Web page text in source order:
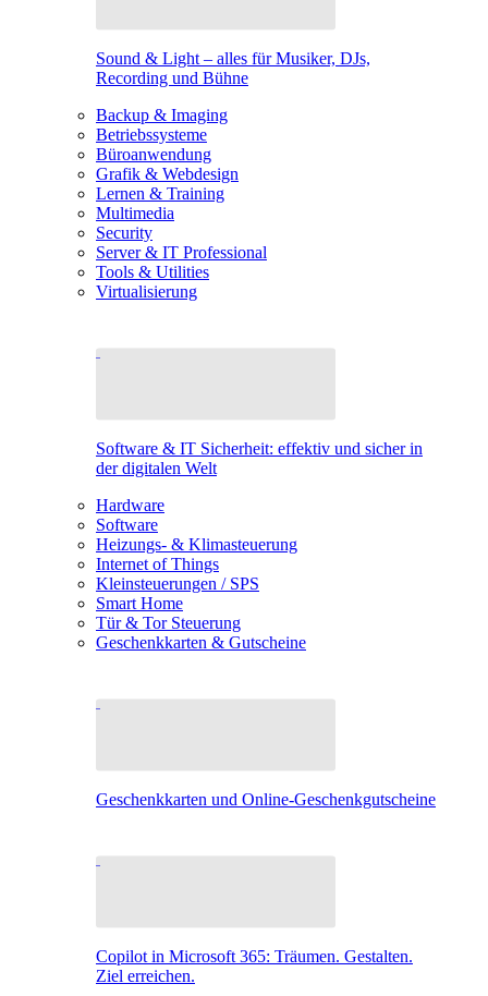
Sound & Light – alles für Musiker, DJs,
Recording und Bühne
Backup & Imaging
Betriebssysteme
Büroanwendung
Grafik & Webdesign
Lernen & Training
Multimedia
Security
Server & IT Professional
Tools & Utilities
Virtualisierung
Software & IT Sicherheit: effektiv und sicher in
der digitalen Welt
Hardware
Software
Heizungs- & Klimasteuerung
Internet of Things
Kleinsteuerungen / SPS
Smart Home
Tür & Tor Steuerung
Geschenkkarten & Gutscheine
Geschenkkarten und Online-Geschenkgutscheine
Copilot in Microsoft 365: Träumen. Gestalten.
Ziel erreichen.